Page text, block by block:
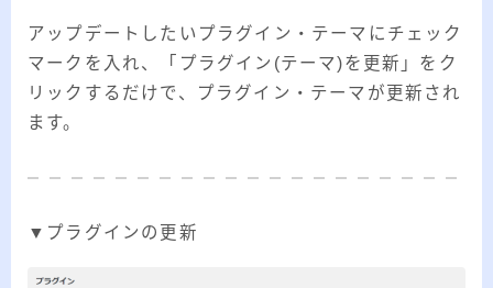
アップデートしたいプラグイン・テーマにチェック
マークを入れ、「プラグイン(テーマ)を更新」をク
リックするだけで、プラグイン・テーマが更新され
ます。
▼プラグインの更新